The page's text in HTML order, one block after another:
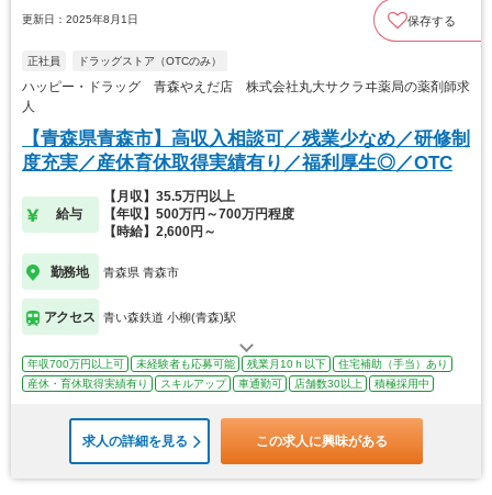
更新日：2025年8月1日 保存する
正社員 ドラッグストア（OTCのみ）
ハッピー・ドラッグ 青森やえだ店 株式会社丸大サクラヰ薬局の薬剤師求
人
【青森県青森市】高収入相談可／残業少なめ／研修制
度充実／産休育休取得実績有り／福利厚生◎／OTC
給与
【月収】35.5万円以上
【年収】500万円～700万円程度
【時給】2,600円～
勤務地 青森県 青森市
アクセス 青い森鉄道 小柳(青森)駅
年収700万円以上可 未経験者も応募可能 残業月10ｈ以下
住宅補助（手当）あり
産休・育休取得実績有り
スキルアップ 車通勤可 店舗数30以上 積極採用中
求人の詳細を見る この求人に興味がある